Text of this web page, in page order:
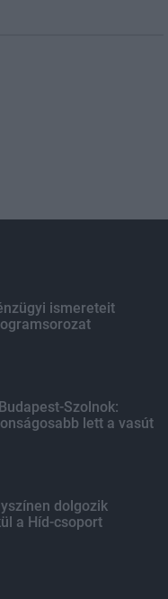
ismereteit
Szolnok:
lett a vasút
dolgozik
a Híd-csoport